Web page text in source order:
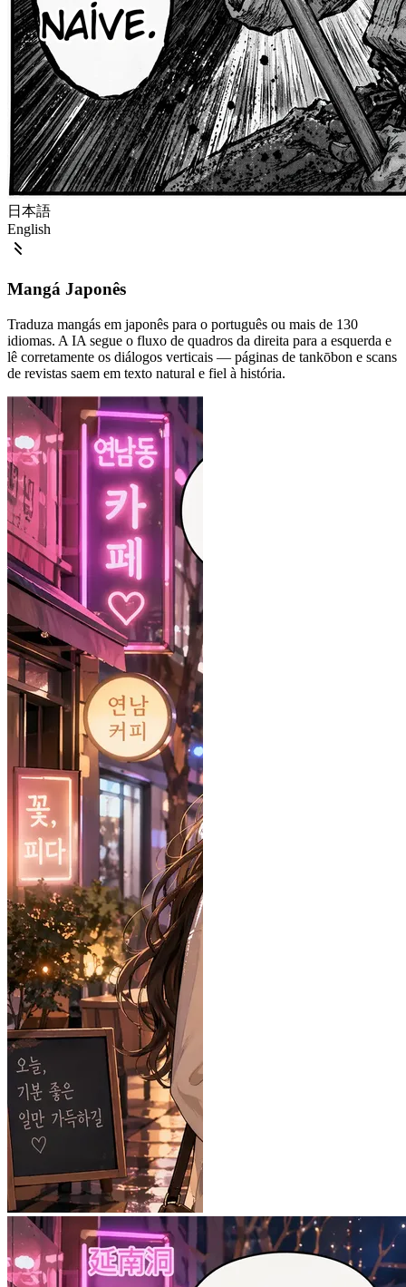
日本語
English
Mangá Japonês
Traduza mangás em japonês para o português ou mais de 130
idiomas. A IA segue o fluxo de quadros da direita para a esquerda e
lê corretamente os diálogos verticais — páginas de tankōbon e scans
de revistas saem em texto natural e fiel à história.